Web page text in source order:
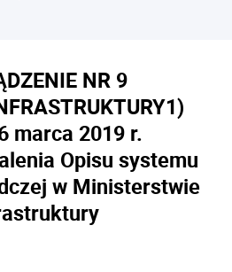
NR 9
1)
marca 2019 r.
Opisu systemu
w Ministerstwie